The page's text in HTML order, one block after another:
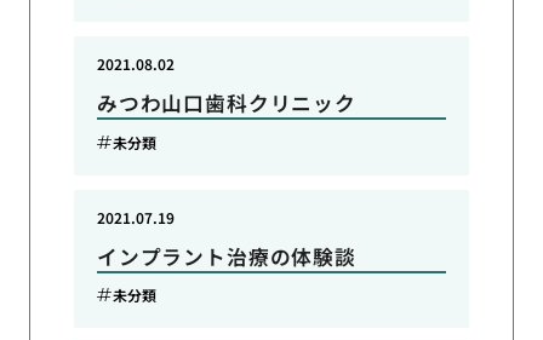
みつわ山口歯科クリニック
2021.08.02
未分類
インプラント治療の体験談
2021.07.19
未分類